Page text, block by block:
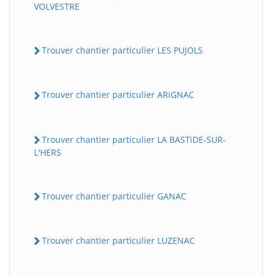
VOLVESTRE
Trouver chantier particulier LES PUJOLS
Trouver chantier particulier ARiGNAC
Trouver chantier particulier LA BASTiDE-SUR-
L'HERS
Trouver chantier particulier GANAC
Trouver chantier particulier LUZENAC